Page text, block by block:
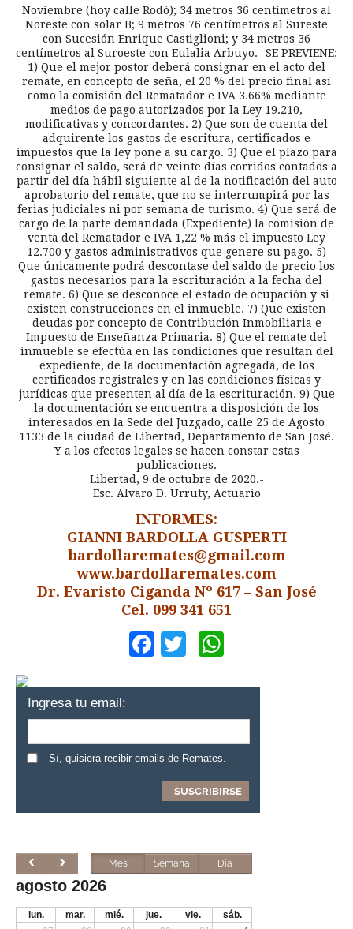
Noviembre (hoy calle Rodó); 34 metros 36 centímetros al
Noreste con solar B; 9 metros 76 centímetros al Sureste
con Sucesión Enrique Castiglioni; y 34 metros 36
centímetros al Suroeste con Eulalia Arbuyo.- SE PREVIENE:
1) Que el mejor postor deberá consignar en el acto del
remate, en concepto de seña, el 20 % del precio final así
como la comisión del Rematador e IVA 3.66% mediante
medios de pago autorizados por la Ley 19.210,
modificativas y concordantes. 2) Que son de cuenta del
adquirente los gastos de escritura, certificados e
impuestos que la ley pone a su cargo. 3) Que el plazo para
consignar el saldo, será de veinte días corridos contados a
partir del día hábil siguiente al de la notificación del auto
aprobatorio del remate, que no se interrumpirá por las
ferias judiciales ni por semana de turismo. 4) Que será de
cargo de la parte demandada (Expediente) la comisión de
venta del Rematador e IVA 1,22 % más el impuesto Ley
12.700 y gastos administrativos que genere su pago. 5)
Que únicamente podrá descontase del saldo de precio los
gastos necesarios para la escrituración a la fecha del
remate. 6) Que se desconoce el estado de ocupación y si
existen construcciones en el inmueble. 7) Que existen
deudas por concepto de Contribución Inmobiliaria e
Impuesto de Enseñanza Primaria. 8) Que el remate del
inmueble se efectúa en las condiciones que resultan del
expediente, de la documentación agregada, de los
certificados registrales y en las condiciones físicas y
jurídicas que presenten al día de la escrituración. 9) Que
la documentación se encuentra a disposición de los
interesados en la Sede del Juzgado, calle 25 de Agosto
1133 de la ciudad de Libertad, Departamento de San José.
Y a los efectos legales se hacen constar estas
publicaciones.
Libertad, 9 de octubre de 2020.-
Esc. Alvaro D. Urruty, Actuario
INFORMES:
GIANNI BARDOLLA GUSPERTI
bardollaremates@gmail.com
www.bardollaremates.com
Dr. Evaristo Ciganda Nº 617 – San José
Cel. 099 341 651
Facebook
Twitter
Ingresa tu email:
Sí, quisiera recibir emails de Remates.
Mes Semana Día
agosto 2026
lun. mar. mié. jue. vie.
sáb.